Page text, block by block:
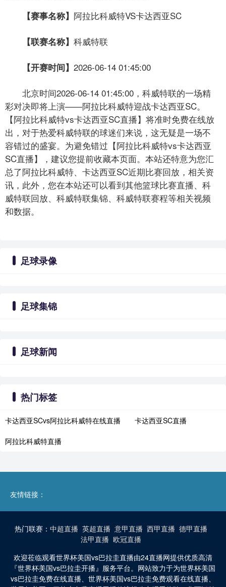
【赛事名称】 阿拉比科威特VS卡达西亚SC
【联赛名称】 科威特联
【开赛时间】 2026-06-14 01:45:00
北京时间2026-06-14 01:45:00，科威特联的一场精
彩对决即将上演——阿拉比科威特迎战卡达西亚SC。
【阿拉比科威特vs卡达西亚SC直播】将准时免费在线放
出，对于热爱科威特联的球迷们来说，这无疑是一场不
容错过的盛宴。为避免错过【阿拉比科威特vs卡达西亚
SC直播】，建议您提前收藏本页面。本站还特意为您汇
总了阿拉比科威特、卡达西亚SC近期比赛回放，相关资
讯，此外，您在本站还可以看到其他篮球比赛直播、科
威特联回放、科威特联集锦、科威特联赛程等相关视频
和数据。
足球录像
足球集锦
足球新闻
热门标签
卡达西亚SCvs阿拉比科威特在线直播 卡达西亚SC直播
阿拉比科威特直播
友情链接：
热门联赛： 中超直播 英超直播 意甲直播 西甲直播 德甲直播
法甲直播 欧冠直播
欢迎莅临观看世界杯美国vs巴拉圭直播由24直播网提供优质高清
『世界杯美国vs巴拉圭开播』服务平台。网站致力于为世界杯美国
vs巴拉圭免费在线直播、世界杯美国vs巴拉圭免费观看在线直播、